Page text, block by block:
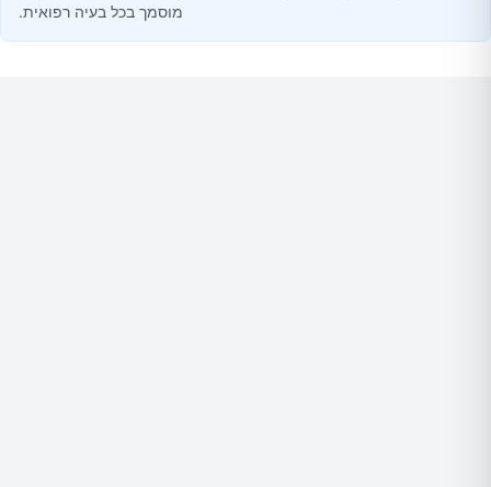
מוסמך בכל בעיה רפואית.